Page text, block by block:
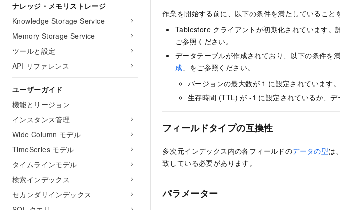
ナレッジ・メモリストレージ
Knowledge Storage Service
Memory Storage Service
ツールと設定
API リファレンス
ユーザーガイド
機能とリージョン
インスタンス管理
Wide Column モデル
TimeSeries モデル
タイムラインモデル
検索インデックス
セカンダリインデックス
作業を開始する前に、以下の条件を満たしていること
Tablestore クライアントが初期化されています。
ご参照ください。
データテーブルが作成されており、以下の条件を
成 」をご参照ください。
バージョンの最大数が 1 に設定されています。
生存時間 (TTL) が -1 に設定されているか、デ
フィールドタイプの互換性
多次元インデックス内の各フィールドのデータの型は
致している必要があります。
パラメーター